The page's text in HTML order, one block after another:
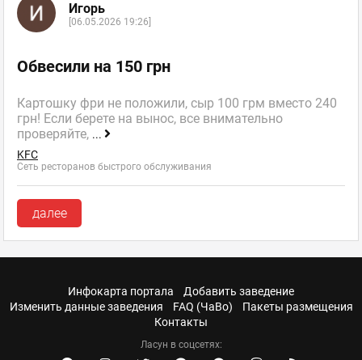
Игорь
[06.05.2026 19:26]
Обвесили на 150 грн
Картошку фри не положили, сыр 100 грм вместо 240
грн! Если берете на вынос, все внимательно
проверяйте, ...
KFC
Сеть ресторанов быстрого обслуживания
далее
Инфокарта портала
Добавить заведение
Изменить данные заведения
FAQ (ЧаВо)
Пакеты размещения
Контакты
Ласун в соцсетях: